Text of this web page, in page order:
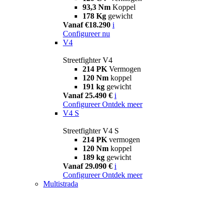
93,3 Nm Koppel
178 Kg gewicht
Vanaf €18.290 i
Configureer nu
V4
Streetfighter V4
214 PK Vermogen
120 Nm koppel
191 kg gewicht
Vanaf 25.490 € i
Configureer Ontdek meer
V4 S
Streetfighter V4 S
214 PK vermogen
120 Nm koppel
189 kg gewicht
Vanaf 29.090 € i
Configureer Ontdek meer
Multistrada